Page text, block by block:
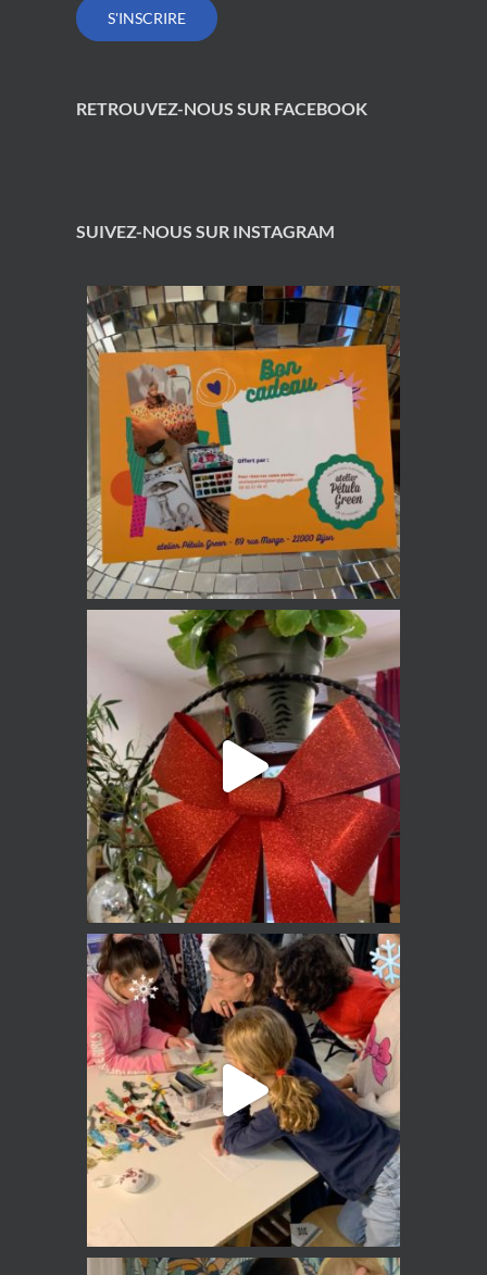
RETROUVEZ-NOUS SUR FACEBOOK
SUIVEZ-NOUS SUR INSTAGRAM